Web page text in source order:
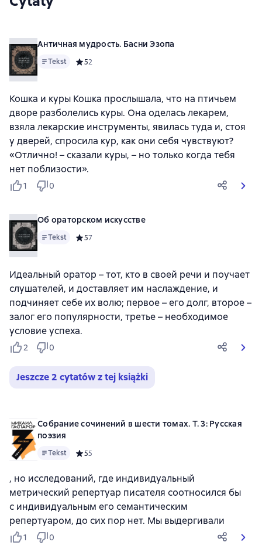
Античная мудрость. Басни Эзопа
Tekst Средний рейтинг 5 на основе 2 оценок
52
Кошка и куры Кошка прослышала, что на птичьем
дворе разболелись куры. Она оделась лекарем,
взяла лекарские инструменты, явилась туда и, стоя
у дверей, спросила кур, как они себя чувствуют?
«Отлично! – сказали куры, – но только когда тебя
нет поблизости».
1 0
Об ораторском искусстве
Tekst Средний рейтинг 5 на основе 7 оценок
57
Идеальный оратор – тот, кто в своей речи и поучает
слушателей, и доставляет им наслаждение, и
подчиняет себе их волю; первое – его долг, второе –
залог его популярности, третье – необходимое
условие успеха.
2 0
Jeszcze 2 cytatów z tej książki
Собрание сочинений в шести томах. Т. 3: Русская
поэзия
Tekst Средний рейтинг 5 на основе 5 оценок
55
, но исследований, где индивидуальный
метрический репертуар писателя соотносился бы
с индивидуальным его семантическим
репертуаром, до сих пор нет. Мы выдергивали
1 0